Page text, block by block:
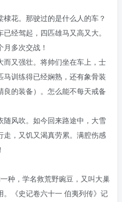
花。那驶过的是什么人的车？
经驾起，四匹雄马又高又大。
多次交战！
而又强壮。将帅们坐在车上，士
训练得已经娴熟，还有象骨装
的装备）。怎么能不每天戒备
随风吹。如今回来路途中，大雪
走，又饥又渴真劳累。满腔伤感
种，学名救荒野豌豆，又叫大巢
。《史记卷六十一 伯夷列传》记